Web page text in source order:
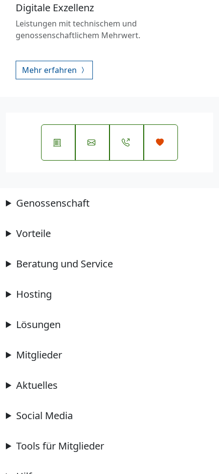
Digitale Exzellenz
Leistungen mit technischem und
genossenschaftlichem Mehrwert.
Mehr erfahren
Genossenschaft
Vorteile
Beratung und Service
Hosting
Lösungen
Mitglieder
Aktuelles
Social Media
Tools für Mitglieder